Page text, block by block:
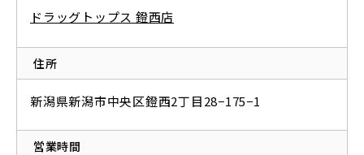
ドラッグトップス 鐙西店
住所
新潟県新潟市中央区鐙西2丁目28−175−1
営業時間